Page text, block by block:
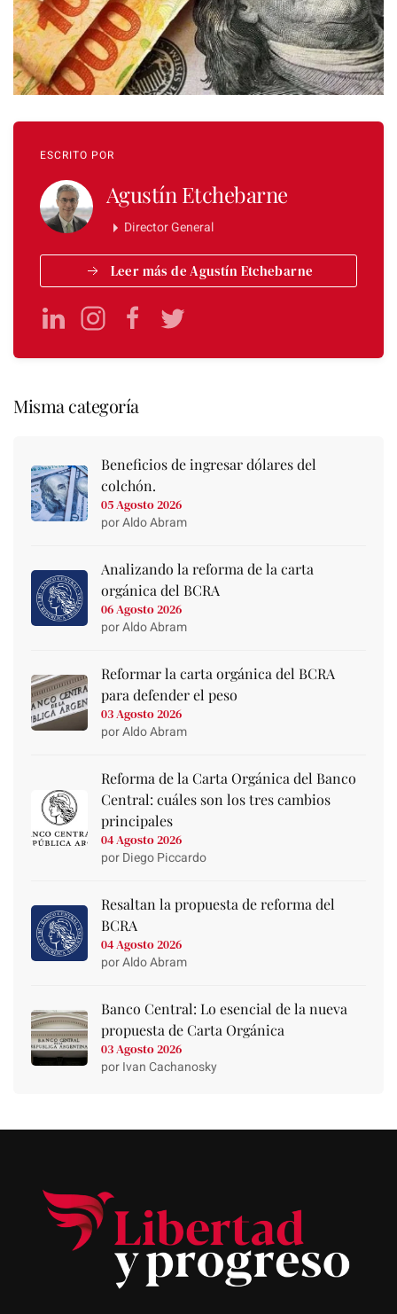
ESCRITO POR
Agustín Etchebarne
Director General
Leer más de Agustín Etchebarne
Misma categoría
Beneficios de ingresar dólares del
colchón.
05 Agosto 2026
por Aldo Abram
Analizando la reforma de la carta
orgánica del BCRA
06 Agosto 2026
por Aldo Abram
Reformar la carta orgánica del BCRA
para defender el peso
03 Agosto 2026
por Aldo Abram
Reforma de la Carta Orgánica del Banco
Central: cuáles son los tres cambios
principales
04 Agosto 2026
por Diego Piccardo
Resaltan la propuesta de reforma del
BCRA
04 Agosto 2026
por Aldo Abram
Banco Central: Lo esencial de la nueva
propuesta de Carta Orgánica
03 Agosto 2026
por Ivan Cachanosky